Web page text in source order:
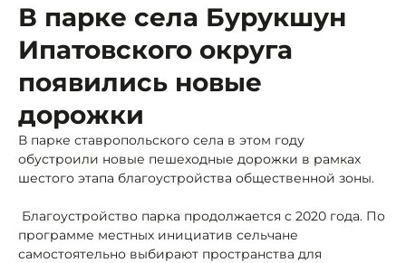
В парке села Бурукшун
Ипатовского округа
появились новые
дорожки
В парке ставропольского села в этом году
обустроили новые пешеходные дорожки в рамках
шестого этапа благоустройства общественной зоны.
Благоустройство парка продолжается с 2020 года. По
программе местных инициатив сельчане
самостоятельно выбирают пространства для